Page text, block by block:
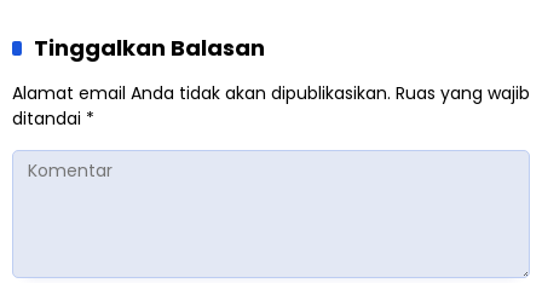
Tinggalkan Balasan
Alamat email Anda tidak akan dipublikasikan. Ruas yang wajib
ditandai *